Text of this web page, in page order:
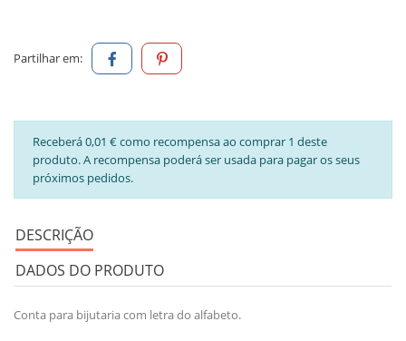
Partilhar em:
Receberá 0,01 € como recompensa ao comprar 1 deste
produto. A recompensa poderá ser usada para pagar os seus
próximos pedidos.
DESCRIÇÃO
DADOS DO PRODUTO
Conta para bijutaria com letra do alfabeto.